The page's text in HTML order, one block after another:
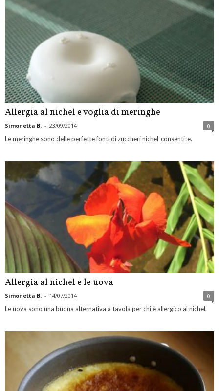
Allergia al nichel e voglia di meringhe
Simonetta B. - 23/09/2014 0
Le meringhe sono delle perfette fonti di zuccheri nichel-consentite.
Allergia al nichel e le uova
Simonetta B. - 14/07/2014 0
Le uova sono una buona alternativa a tavola per chi è allergico al nichel.